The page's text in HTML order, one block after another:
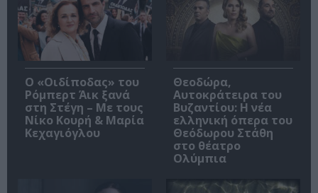
O «Οιδίποδας» του
Ρόμπερτ Άικ ξανά
στη Στέγη – Με τους
Νίκο Κουρή & Μαρία
Κεχαγιόγλου
Θεοδώρα,
Αυτοκράτειρα του
Βυζαντίου: Η νέα
ελληνική όπερα του
Θεόδωρου Στάθη
στο θέατρο
Ολύμπια